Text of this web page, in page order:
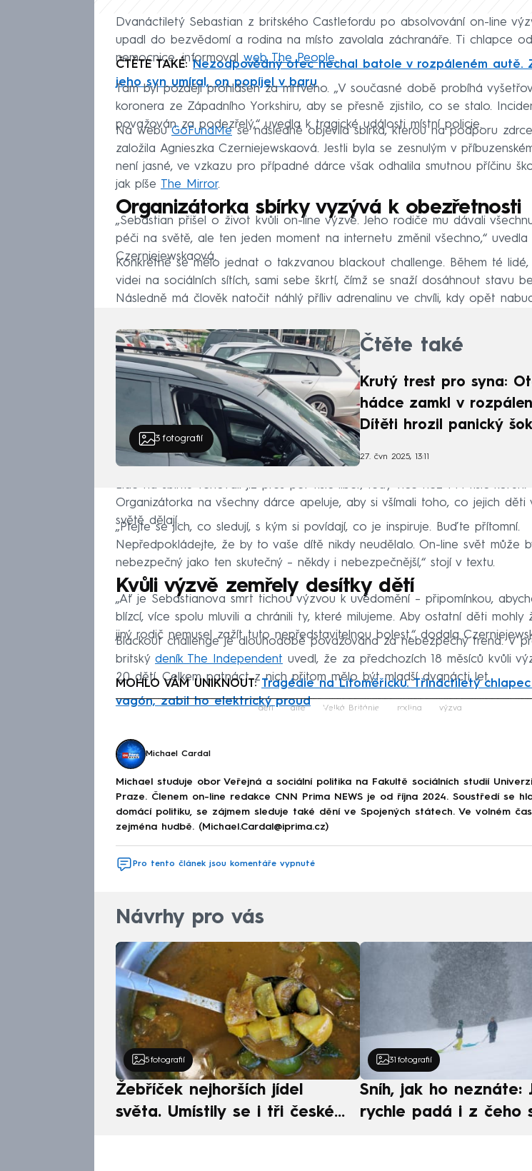
Dvanáctiletý Sebastian z britského Castlefordu po absolvování on-line
upadl do bezvědomí a rodina na místo zavolala záchranáře. Ti chlapce
nemocnice, informoval web The People.
ČTĚTE TAKÉ:Nezodpovědný otec nechal batole v rozpáleném autě.
jeho syn umíral, on popíjel v baru
Tam byl později prohlášen za mrtvého. „V současné době probíhá
koronera ze Západního Yorkshiru, aby se přesně zjistilo, co se stalo.
považován za podezřelý,“ uvedla k tragické události místní policie.
Na webuGoFundMese následně objevila sbírka, kterou na podporu
založila Agnieszka Czerniejewskaová. Jestli byla se zesnulým v
není jasné, ve vzkazu pro případné dárce však odhalila smutnou příčinu
jak píše The Mirror.
Organizátorka sbírky vyzývá k obezřetnosti
„Sebastian přišel o život kvůli on-line výzvě. Jeho rodiče mu dávali
péči na světě, ale ten jeden moment na internetu změnil všechno,“ uvedla
Czerniejewskaová.
Konkrétně se mělo jednat o takzvanou blackout challenge. Během té lidé,
videi na sociálních sítích, sami sebe škrtí, čímž se snaží dosáhnout stavu
Následně má člověk natočit náhlý příliv adrenalinu ve chvíli, kdy opět
3 fotografií
Čtěte také
Krutý trest pro syna:
hádce zamkl v
Dítěti hrozil panický šok
27. čvn 2025, 13:11
Lidé na sbírku věnovali již přes pět tisíc liber, tedy více než 144 tisíc korun.
Organizátorka na všechny dárce apeluje, aby si všímali toho, co jejich děti
světě dělají.
„Ptejte se jich, co sledují, s kým si povídají, co je inspiruje. Buďte přítomní.
Nepředpokládejte, že by to vaše dítě nikdy neudělalo. On-line svět může
nebezpečný jako ten skutečný – někdy i nebezpečnější,“ stojí v textu.
Kvůli výzvě zemřely desítky dětí
„Ať je Sebastianova smrt tichou výzvou k uvědomění – připomínkou,
blízcí, více spolu mluvili a chránili ty, které milujeme. Aby ostatní děti mohly
jiný rodič nemusel zažít tuto nepředstavitelnou bolest,“ dodala
Blackout challenge je dlouhodobě považována za nebezpečný trend. V
britský deník The Independent uvedl, že za předchozích 18 měsíců kvůli
20 dětí. Celkem patnáct z nich přitom mělo být mladší dvanácti let.
MOHLO VÁM UNIKNOUT:Tragédie na Litoměřicku. Třináctiletý
vagón, zabil ho elektrický proud
Failed to fetch
děti dítě Velká Británie rodina výzva
Michael Cardal
Michael studuje obor Veřejná a sociální politika na Fakultě sociálních studií
Praze. Členem on-line redakce CNN Prima NEWS je od října 2024. Soustředí se
domácí politiku, se zájmem sleduje také dění ve Spojených státech. Ve volném
zejména hudbě. (Michael.Cardal@iprima.cz)
Pro tento článek jsou komentáře vypnuté
Návrhy pro vás
5 fotografií
Žebříček nejhorších jídel
světa. Umístily se i tři české
31 fotografií
Sníh, jak ho neznáte:
rychle padá i z čeho